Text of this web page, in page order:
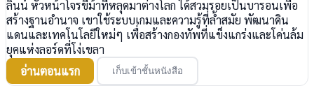
ลินน์ หัวหน้าโจรขี่ม้าที่หลุดมาต่างโลก ได้สวมรอยเป็นบารอนเพื่อ
สร้างฐานอำนาจ เขาใช้ระบบเกมและความรู้ที่ล้ำสมัย พัฒนาดิน
แดนและเทคโนโลยีใหม่ๆ เพื่อสร้างกองทัพที่แข็งแกร่งและโค่นล้ม
ยุคแห่งลอร์ดที่โง่เขลา
อ่านตอนแรก
เก็บเข้าชั้นหนังสือ